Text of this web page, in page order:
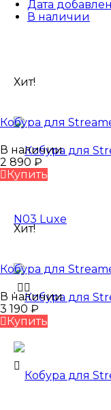
Дата
В наличии
Хит!
Кобура для
В наличии
2 890 ₽
Купить
Хит!
Кобура для
В наличии
3 190 ₽
Купить